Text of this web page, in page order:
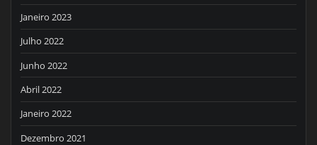
Janeiro 2023
Julho 2022
Junho 2022
Abril 2022
Janeiro 2022
Dezembro 2021